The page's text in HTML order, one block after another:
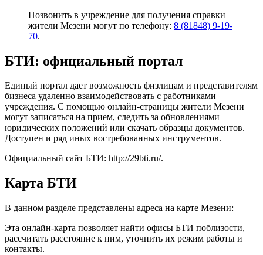
Позвонить в учреждение для получения справки
жители Мезени могут по телефону: 8 (81848) 9-19-
70.
БТИ: официальный портал
Единый портал дает возможность физлицам и представителям
бизнеса удаленно взаимодействовать с работниками
учреждения. С помощью онлайн-страницы жители Мезени
могут записаться на прием, следить за обновлениями
юридических положений или скачать образцы документов.
Доступен и ряд иных востребованных инструментов.
Официальный сайт БТИ: http://29bti.ru/.
Карта БТИ
В данном разделе представлены адреса на карте Мезени:
Эта онлайн-карта позволяет найти офисы БТИ поблизости,
рассчитать расстояние к ним, уточнить их режим работы и
контакты.